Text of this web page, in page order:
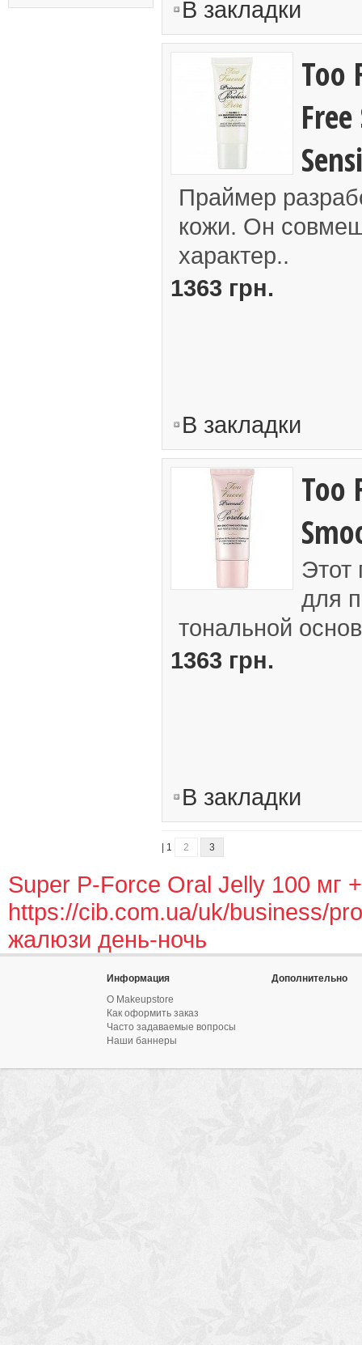
В закладки
Too
Праймер
кожи. Он
характер..
1363 грн.
В закладки
Too
Этот
для
тональной
1363 грн.
В закладки
| 1 2 3
Super P-Force Oral Jelly 100 мг
https://cib.com.ua/uk/business/
жалюзи день-ночь
Информация
О Makeupstore
Как оформить заказ
Часто задаваемые вопросы
Наши баннеры
Дополнительно